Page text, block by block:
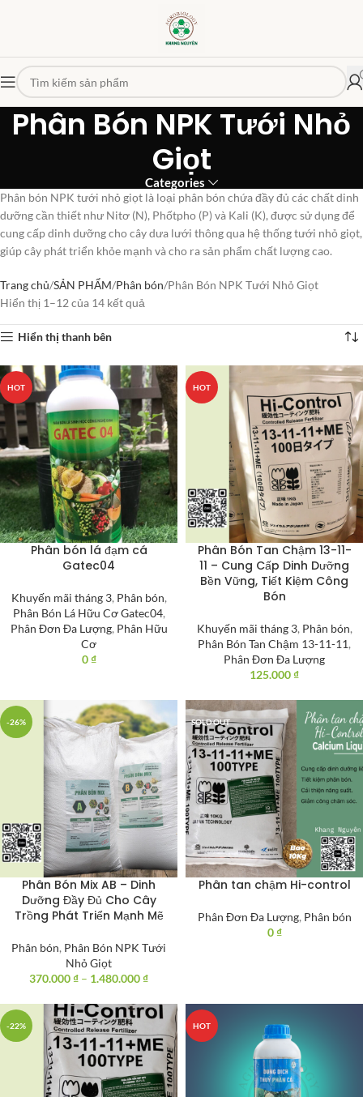
Phân Bón NPK Tưới Nhỏ
Giọt
Categories
Phân bón NPK tưới nhỏ giọt là loại phân bón chứa đầy đủ các chất dinh
dưỡng cần thiết như Nitơ (N), Phốtpho (P) và Kali (K), được sử dụng để
cung cấp dinh dưỡng cho cây dưa lưới thông qua hệ thống tưới nhỏ giọt,
giúp cây phát triển khỏe mạnh và cho ra sản phẩm chất lượng cao.
Trang chủ SẢN PHẨM Phân bón Phân Bón NPK Tưới Nhỏ Giọt
Hiển thị 1–12 của 14 kết quả
Hiển thị thanh bên
HOT
Phân bón lá đạm cá
Gatec04
Khuyến mãi tháng 3, Phân bón,
Phân Bón Lá Hữu Cơ Gatec04,
Phân Đơn Đa Lượng, Phân Hữu
Cơ
0 ₫
HOT
Phân Bón Tan Chậm 13-11-
11 – Cung Cấp Dinh Dưỡng
Bền Vững, Tiết Kiệm Công
Bón
Khuyến mãi tháng 3, Phân bón,
Phân Bón Tan Chậm 13-11-11,
Phân Đơn Đa Lượng
125.000 ₫
-26%
Phân Bón Mix AB – Dinh
Dưỡng Đầy Đủ Cho Cây
Trồng Phát Triển Mạnh Mẽ
Phân bón, Phân Bón NPK Tưới
Nhỏ Giọt
370.000 ₫ – 1.480.000 ₫
SOLD OUT
Phân tan chậm Hi-control
Phân Đơn Đa Lượng, Phân bón
0 ₫
-22% HOT